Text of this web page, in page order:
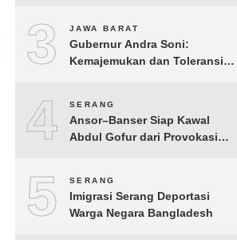
3 JAWA BARAT
Gubernur Andra Soni:
Kemajemukan dan Toleransi
4 SERANG
Ansor–Banser Siap Kawal
Abdul Gofur dari Provokasi
5 SERANG
Imigrasi Serang Deportasi
Warga Negara Bangladesh